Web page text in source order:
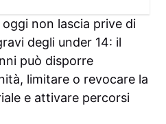
non lascia prive di
degli under 14: il
può disporre
limitare o revocare la
e attivare percorsi